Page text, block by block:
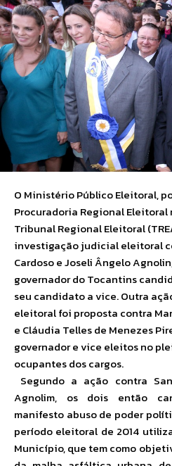
O Ministério Público Eleitoral,
Procuradoria Regional
Tribunal Regional Eleitoral
investigação judicial eleitoral
Cardoso e Joseli Ângelo
governador do Tocantins
seu candidato a vice. Outra
eleitoral foi proposta contra
e Cláudia Telles de Menezes
governador e vice eleitos no
ocupantes dos cargos.
Segundo a ação contra
Agnolim, os dois então
manifesto abuso de poder
período eleitoral de 2014
Município, que tem como